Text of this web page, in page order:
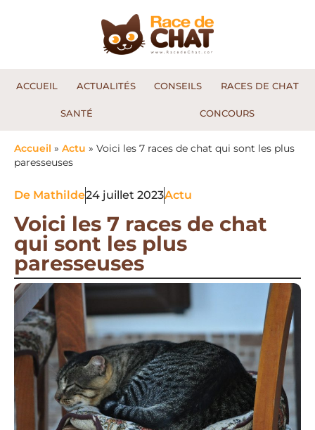
ACCUEIL ACTUALITÉS CONSEILS RACES DE CHAT
SANTÉ CONCOURS
Accueil » Actu » Voici les 7 races de chat qui sont les plus
paresseuses
De Mathilde24 juillet 2023Actu
Voici les 7 races de chat
qui sont les plus
paresseuses